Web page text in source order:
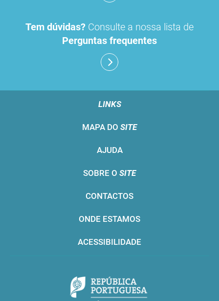
Tem dúvidas? Consulte a nossa lista de
Perguntas frequentes
LINKS
MAPA DO SITE
AJUDA
SOBRE O SITE
CONTACTOS
ONDE ESTAMOS
ACESSIBILIDADE